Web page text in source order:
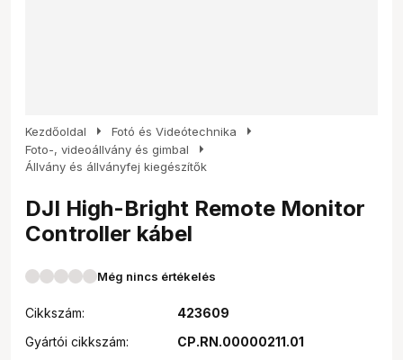
Kezdőoldal arrow_right Fotó és Videótechnika arrow_right
Foto-, videoállvány és gimbal arrow_right
Állvány és állványfej kiegészítők
DJI High-Bright Remote Monitor
Controller kábel
Még nincs értékelés
Cikkszám:
423609
Gyártói cikkszám:
CP.RN.00000211.01